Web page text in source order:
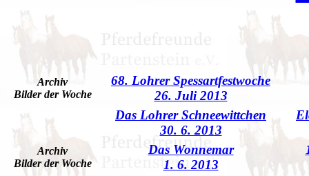
Archiv
Bilder der Woche
68. Lohrer Spessartfestwoche
26. Juli 2013
Das Lohrer Schneewittchen
30. 6. 2013
Archiv
Bilder der Woche
Das Wonnemar
1. 6. 2013